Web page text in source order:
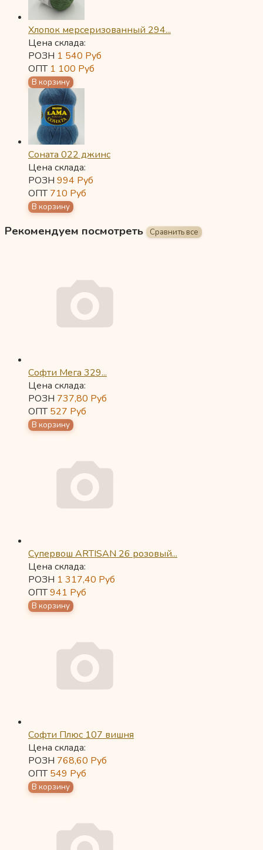
Хлопок мерсеризованный 294...
Цена склада:
РОЗН 1 540 Руб
ОПТ 1 100 Руб
Соната 022 джинс
Цена склада:
РОЗН 994 Руб
ОПТ710 Руб
Рекомендуем посмотреть
Софти Мега 329...
Цена склада:
РОЗН 737,80 Руб
ОПТ527 Руб
Супервош ARTISAN 26 розовый...
Цена склада:
РОЗН 1 317,40 Руб
ОПТ941 Руб
Софти Плюс 107 вишня
Цена склада:
РОЗН 768,60 Руб
ОПТ549 Руб